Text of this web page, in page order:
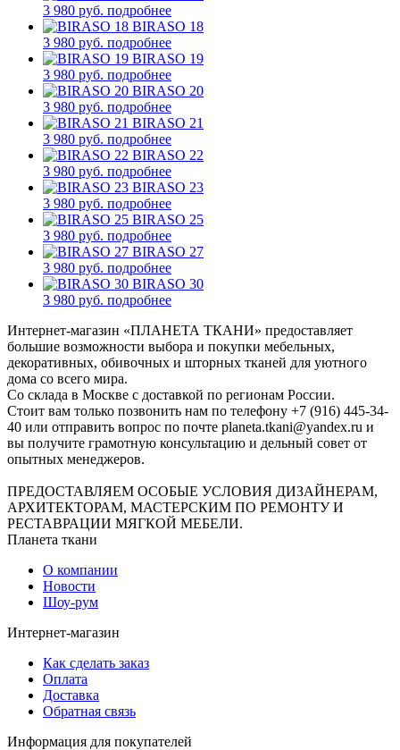
3 980 руб. подробнее
BIRASO 18
3 980 руб. подробнее
BIRASO 19
3 980 руб. подробнее
BIRASO 20
3 980 руб. подробнее
BIRASO 21
3 980 руб. подробнее
BIRASO 22
3 980 руб. подробнее
BIRASO 23
3 980 руб. подробнее
BIRASO 25
3 980 руб. подробнее
BIRASO 27
3 980 руб. подробнее
BIRASO 30
3 980 руб. подробнее
Интернет-магазин «ПЛАНЕТА ТКАНИ» предоставляет
большие возможности выбора и покупки мебельных,
декоративных, обивочных и шторных тканей для уютного
дома со всего мира.
Со склада в Москве с доставкой по регионам России.
Стоит вам только позвонить нам по телефону +7 (916) 445-34-
40 или отправить вопрос по почте planeta.tkani@yandex.ru и
вы получите грамотную консультацию и дельный совет от
опытных менеджеров.
ПРЕДОСТАВЛЯЕМ ОСОБЫЕ УСЛОВИЯ ДИЗАЙНЕРАМ,
АРХИТЕКТОРАМ, МАСТЕРСКИМ ПО РЕМОНТУ И
РЕСТАВРАЦИИ МЯГКОЙ МЕБЕЛИ.
Планета ткани
О компании
Новости
Шоу-рум
Интернет-магазин
Как сделать заказ
Оплата
Доставка
Обратная связь
Информация для покупателей